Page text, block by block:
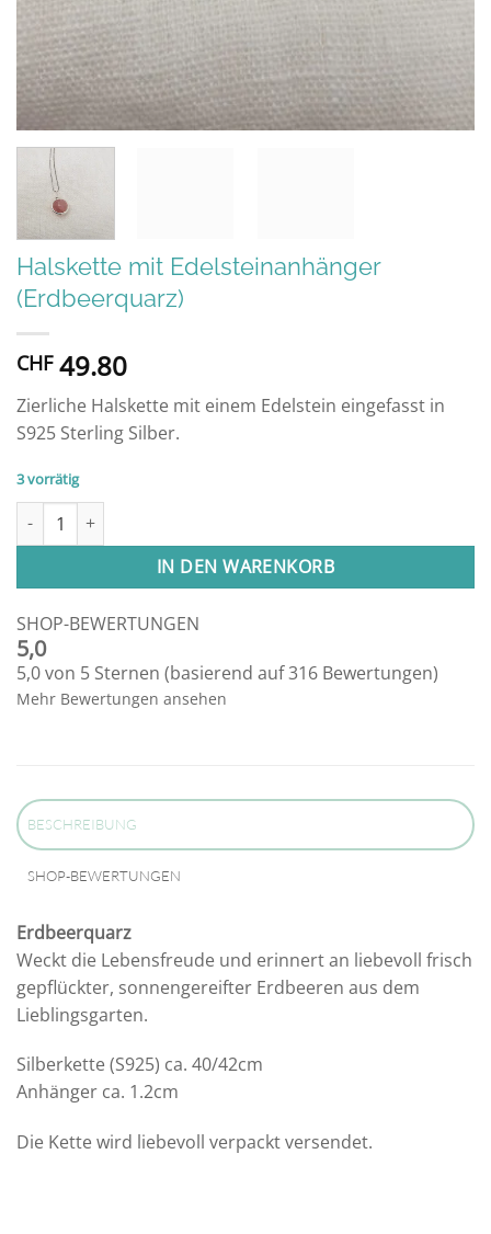
Halskette mit Edelsteinanhänger
(Erdbeerquarz)
CHF49.80
Zierliche Halskette mit einem Edelstein eingefasst in
S925 Sterling Silber.
3 vorrätig
Halskette mit Edelsteinanhänger (Erdbeerquarz) Menge
IN DEN WARENKORB
SHOP-BEWERTUNGEN
5,0
5,0 von 5 Sternen (basierend auf 316 Bewertungen)
Mehr Bewertungen ansehen
BESCHREIBUNG
SHOP-BEWERTUNGEN
Erdbeerquarz
Weckt die Lebensfreude und erinnert an liebevoll frisch
gepflückter, sonnengereifter Erdbeeren aus dem
Lieblingsgarten.
Silberkette (S925) ca. 40/42cm
Anhänger ca. 1.2cm
Die Kette wird liebevoll verpackt versendet.